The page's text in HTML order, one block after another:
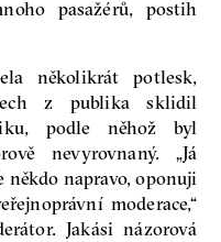
pasažérů, postih
několikrát potlesk,
z publika sklidil
podle něhož byl
nevyrovnaný. „Já
někdo napravo, oponuji
moderace,“
Jakási názorová